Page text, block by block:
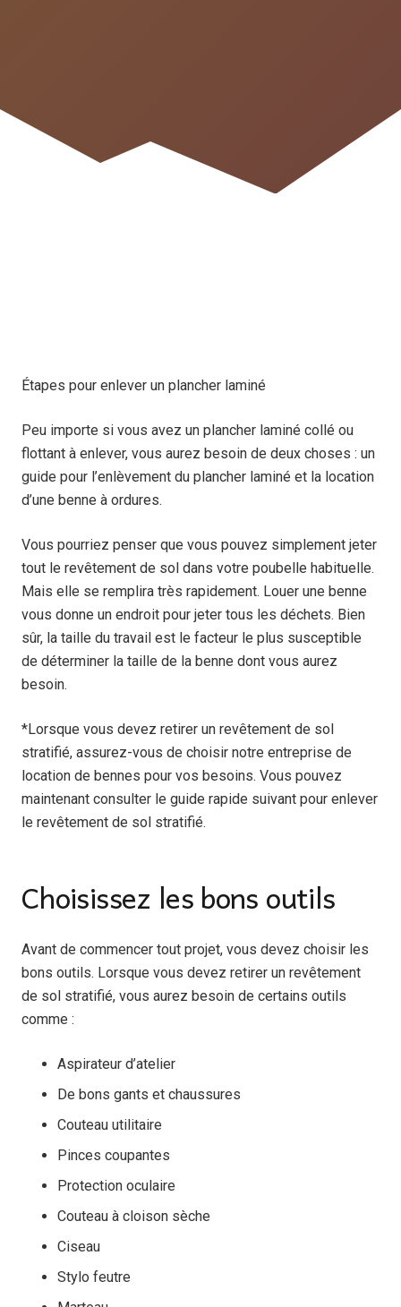
Étapes pour enlever un plancher laminé
Peu importe si vous avez un plancher laminé collé ou
flottant à enlever, vous aurez besoin de deux choses : un
guide pour l’enlèvement du plancher laminé et la location
d’une benne à ordures.
Vous pourriez penser que vous pouvez simplement jeter
tout le revêtement de sol dans votre poubelle habituelle.
Mais elle se remplira très rapidement. Louer une benne
vous donne un endroit pour jeter tous les déchets. Bien
sûr, la taille du travail est le facteur le plus susceptible
de déterminer la taille de la benne dont vous aurez
besoin.
*Lorsque vous devez retirer un revêtement de sol
stratifié, assurez-vous de choisir notre entreprise de
location de bennes pour vos besoins. Vous pouvez
maintenant consulter le guide rapide suivant pour enlever
le revêtement de sol stratifié.
Choisissez les bons outils
Avant de commencer tout projet, vous devez choisir les
bons outils. Lorsque vous devez retirer un revêtement
de sol stratifié, vous aurez besoin de certains outils
comme :
Aspirateur d’atelier
De bons gants et chaussures
Couteau utilitaire
Pinces coupantes
Protection oculaire
Couteau à cloison sèche
Ciseau
Stylo feutre